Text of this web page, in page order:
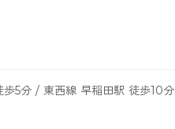
5分 / 東西線 早稲田駅 徒歩10分